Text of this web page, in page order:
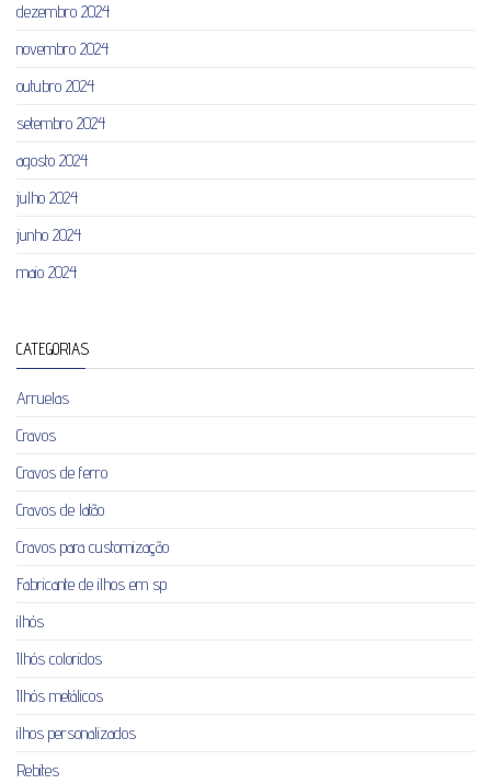
dezembro 2024
novembro 2024
outubro 2024
setembro 2024
agosto 2024
julho 2024
junho 2024
maio 2024
CATEGORIAS
Arruelas
Cravos
Cravos de ferro
Cravos de latão
Cravos para customização
Fabricante de ilhos em sp
ilhós
Ilhós coloridos
Ilhós metálicos
ilhos personalizados
Rebites